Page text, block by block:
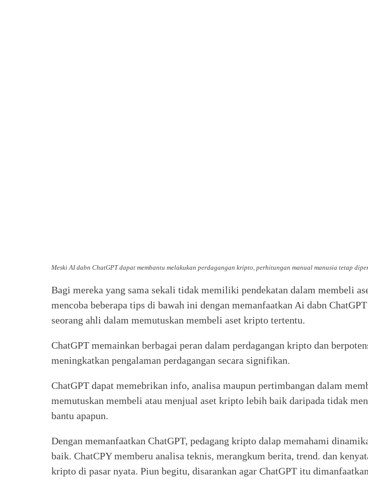
Meski AI dabn ChatGPT dapat membantu melakukan perdagangan kripto, perhitungan manual manusia tetap
Bagi mereka yang sama sekali tidak memiliki pendekatan dalam membeli
mencoba beberapa tips di bawah ini dengan memanfaatkan Ai dabn
seorang ahli dalam memutuskan membeli aset kripto tertentu.
ChatGPT memainkan berbagai peran dalam perdagangan kripto dan
meningkatkan pengalaman perdagangan secara signifikan.
ChatGPT dapat memebrikan info, analisa maupun pertimbangan dalam
memutuskan membeli atau menjual aset kripto lebih baik daripada tidak
bantu apapun.
Dengan memanfaatkan ChatGPT, pedagang kripto dalap memahami
baik. ChatCPY memberu analisa teknis, merangkum berita, trend. dan
kripto di pasar nyata. Piun begitu, disarankan agar ChatGPT itu